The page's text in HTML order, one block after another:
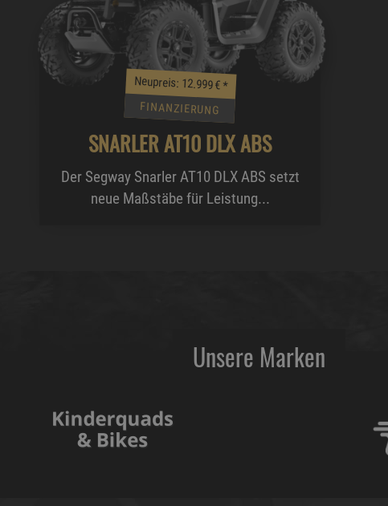
Neupreis: 12.999 € *
FINANZIERUNG
SNARLER AT10 DLX ABS
Der Segway Snarler AT10 DLX ABS setzt
neue Maßstäbe für Leistung...
Unsere Marken